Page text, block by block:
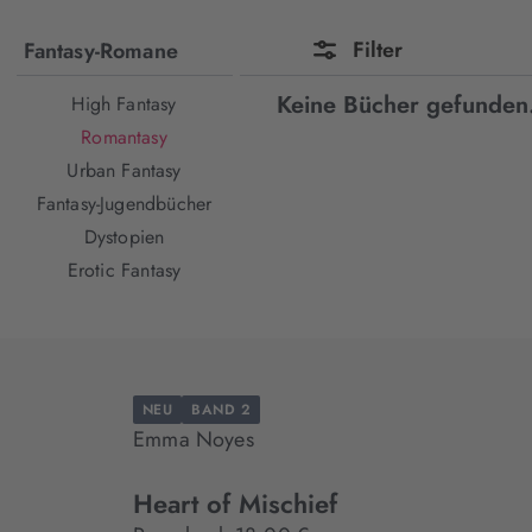
Fantasy-Romane
High Fantasy
Romantasy
Urban Fantasy
Fantasy-Jugendbücher
Dystopien
Erotic Fantasy
Filter
Keine Bücher
NEU BAND 2
Emma Noyes
Heart of Mischief